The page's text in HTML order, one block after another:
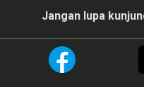
Jangan lupa